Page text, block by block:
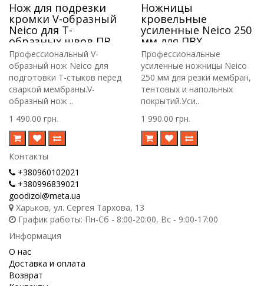
Нож для подрезки
кромки V-образный
Neico для Т-
образных швов ПВХ
и ТПО мембраны
Профессиональный V-
образный нож Neico для
подготовки Т-стыков перед
сваркой мембраны.V-
образный нож ..
1 490.00 грн.
Ножницы
кровельные
усиленные Neico 250
мм для ПВХ
мембраны, тента,
линолеума и
ковролина
Профессиональные
усиленные ножницы Neico
250 мм для резки мембран,
тентовых и напольных
покрытий.Уси..
1 990.00 грн.
Контакты
+380960102021
+380996839021
goodizol@meta.ua
Харьков, ул. Сергея Тархова, 13
График работы: Пн-Сб - 8:00-20:00, Вс - 9:00-17:00
Информация
О нас
Доставка и оплата
Возврат